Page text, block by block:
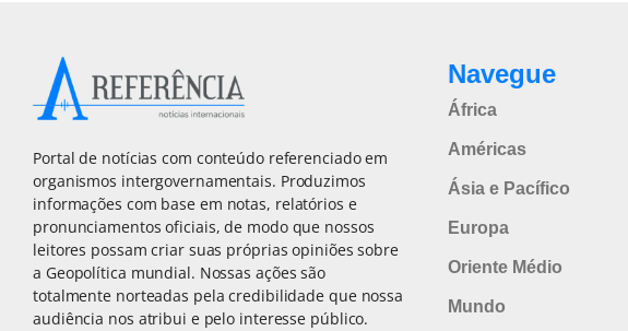
Portal de notícias com conteúdo referenciado em
organismos intergovernamentais. Produzimos
informações com base em notas, relatórios e
pronunciamentos oficiais, de modo que nossos
leitores possam criar suas próprias opiniões sobre
a Geopolítica mundial. Nossas ações são
totalmente norteadas pela credibilidade que nossa
audiência nos atribui e pelo interesse público.
Navegue
África
Américas
Ásia e Pacífico
Europa
Oriente Médio
Mundo